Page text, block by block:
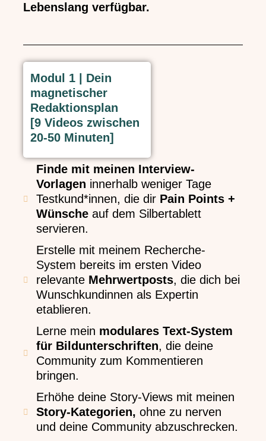
Lebenslang verfügbar.
Modul 1 | Dein
magnetischer
Redaktionsplan
[9 Videos zwischen
20-50 Minuten]
Finde mit meinen Interview-
Vorlagen innerhalb weniger Tage
Testkund*innen, die dir Pain Points +
Wünscheauf dem Silbertablett
servieren.
Erstelle mit meinem Recherche-
System bereits im ersten Video
relevante Mehrwertposts, die dich bei
Wunschkundinnen als Expertin
etablieren.
Lerne mein modulares Text-System
für Bildunterschriften, die deine
Community zum Kommentieren
bringen.
Erhöhe deine Story-Views mit meinen
Story-Kategorien,ohne zu nerven
und deine Community abzuschrecken.